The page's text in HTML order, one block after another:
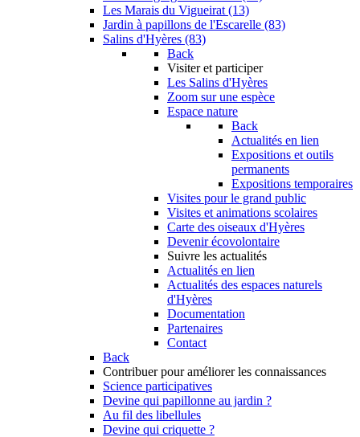
Les Marais du Vigueirat (13)
Jardin à papillons de l'Escarelle (83)
Salins d'Hyères (83)
Back
Visiter et participer
Les Salins d'Hyères
Zoom sur une espèce
Espace nature
Back
Actualités en lien
Expositions et outils
permanents
Expositions temporaires
Visites pour le grand public
Visites et animations scolaires
Carte des oiseaux d'Hyères
Devenir écovolontaire
Suivre les actualités
Actualités en lien
Actualités des espaces naturels
d'Hyères
Documentation
Partenaires
Contact
Back
Contribuer pour améliorer les connaissances
Science participatives
Devine qui papillonne au jardin ?
Au fil des libellules
Devine qui criquette ?